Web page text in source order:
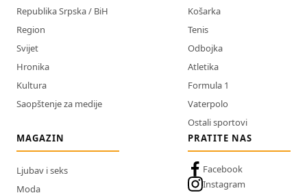
Republika Srpska / BiH
Region
Svijet
Hronika
Kultura
Saopštenje za medije
Košarka
Tenis
Odbojka
Atletika
Formula 1
Vaterpolo
Ostali sportovi
MAGAZIN
Ljubav i seks
Moda
PRATITE NAS
Facebook
Instagram